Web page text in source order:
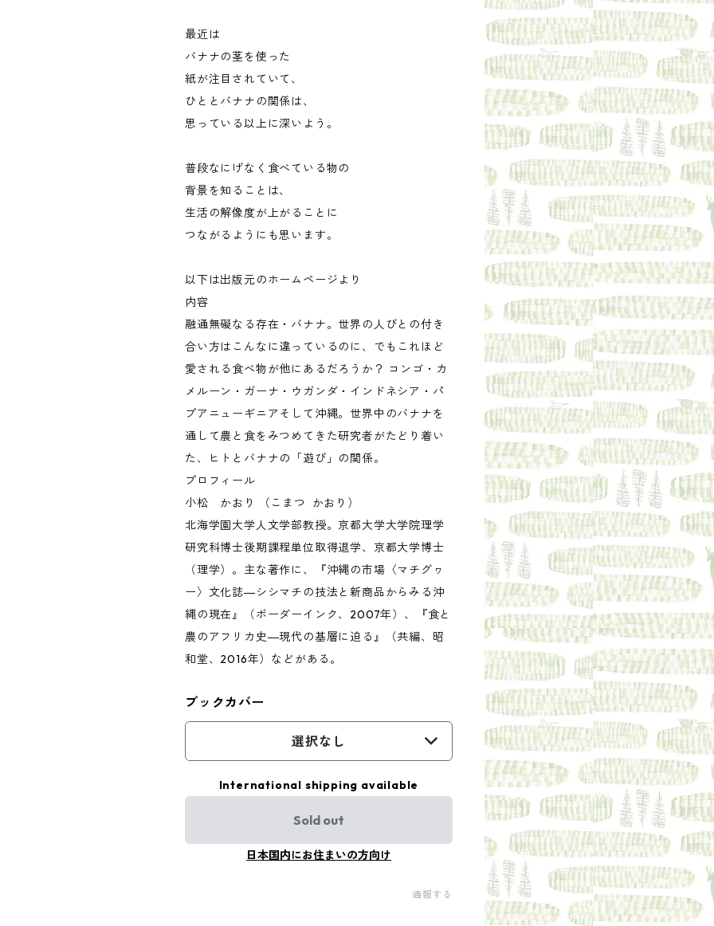
最近は
バナナの茎を使った
紙が注目されていて、
ひととバナナの関係は、
思っている以上に深いよう。
普段なにげなく食べている物の
背景を知ることは、
生活の解像度が上がることに
つながるようにも思います。
以下は出版元のホームページより
内容
融通無礙なる存在・バナナ。世界の人びとの付き
合い方はこんなに違っているのに、でもこれほど
愛される食べ物が他にあるだろうか？ コンゴ・カ
メルーン・ガーナ・ウガンダ・インドネシア・パ
プアニューギニアそして沖縄。世界中のバナナを
通して農と食をみつめてきた研究者がたどり着い
た、ヒトとバナナの「遊び」の関係。
プロフィール
小松 かおり （こまつ かおり）
北海学園大学人文学部教授。京都大学大学院理学
研究科博士後期課程単位取得退学、京都大学博士
（理学）。主な著作に、『沖縄の市場〈マチグヮ
ー〉文化誌―シシマチの技法と新商品からみる沖
縄の現在』（ボーダーインク、2007年）、『食と
農のアフリカ史―現代の基層に迫る』（共編、昭
和堂、2016年）などがある。
ブックカバー
選択なし
International shipping available
Sold out
日本国内にお住まいの方向け
通報する